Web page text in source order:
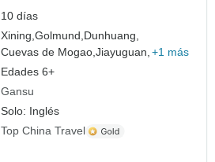
10 días
Xining,Golmund, Dunhuang,
Cuevas de Mogao,Jiayuguan, +1 más
Edades 6+
Gansu
Solo: Inglés
Top China Travel